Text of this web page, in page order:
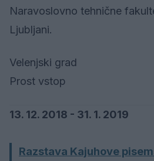
Naravoslovno tehnične
Ljubljani.
Velenjski grad
Prost vstop
13. 12. 2018 - 31. 1. 2019
Razstava Kajuhove